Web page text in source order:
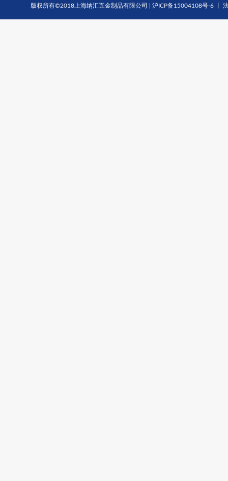
版权所有©2018上海纳汇五金制品有限公司 | 沪ICP备15004108号-6